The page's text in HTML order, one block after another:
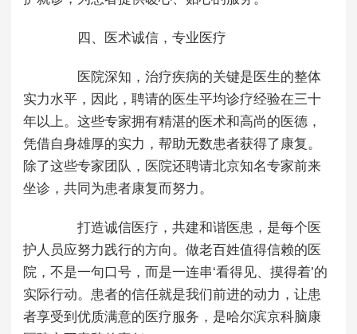
四、医术诚信，专业医疗
医院深知，治疗疾病的关键是医生的整体
实力水平，因此，聘请的医生平均诊疗经验在三十
年以上。这些专家拥有精湛的医术和高尚的医德，
凭借自身雄厚的实力，帮助无数患者获得了康复。
除了这些专家团队，医院还聘请北京知名专家前来
坐诊，共同为患者康复而努力。
打造诚信医疗，共建和谐医患，是每个医
护人员应努力践行的方向。做老百姓值得信赖的医
院，不是一句口号，而是一连串‘看得见、摸得着’的
实际行动。患者的信任就是我们前进的动力，让患
者享受到优质满意的医疗服务，是哈尔滨京科脑康